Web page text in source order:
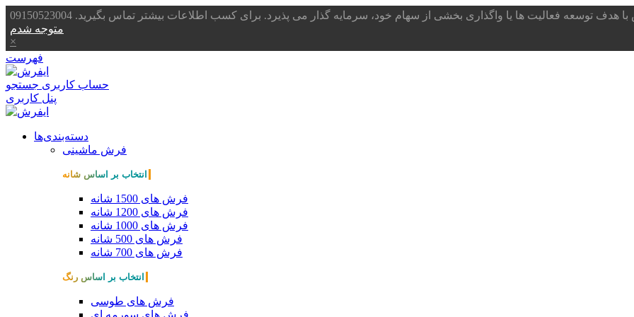
با هدف توسعه فعالیت ها یا واگذاری بخشی از سهام خود، سرمایه گذار می پذیرد. برای کسب اطلاعات بیشتر تماس بگیرید. 09150523004
متوجه شدم
×
فهرست
حساب کاربری جستجو
پنل کاربری
دسته‌بندی‌ها
فرش ماشینی
انتخاب بر اساس شانه
فرش های 1500 شانه
فرش های 1200 شانه
فرش های 1000 شانه
فرش های 500 شانه
فرش های 700 شانه
انتخاب بر اساس رنگ
فرش های طوسی
فرش های سورمه ای